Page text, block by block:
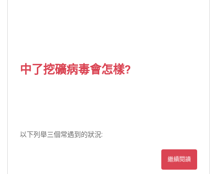
中了挖礦病毒會怎樣?
以下列舉三個常遇到的狀況:
繼續閱讀